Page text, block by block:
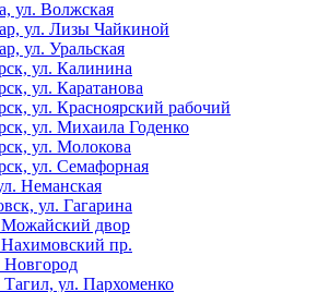
ул. Волжская
ул. Лизы Чайкиной
ул. Уральская
ул. Калинина
ул. Каратанова
ул. Красноярский рабочий
ул. Михаила Годенко
ул. Молокова
ул. Семафорная
Неманская
ул. Гагарина
двор
пр.
ул. Пархоменко